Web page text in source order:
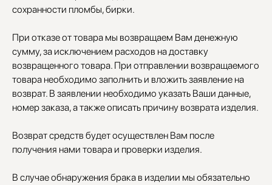
сохранности пломбы, бирки.
При отказе от товара мы возвращаем Вам денежную
сумму, за исключением расходов на доставку
возвращенного товара. При отправлении возвращаемого
товара необходимо заполнить и вложить заявление на
возврат. В заявлении необходимо указать Ваши данные,
номер заказа, а также описать причину возврата изделия.
Возврат средств будет осуществлен Вам после
получения нами товара и проверки изделия.
В случае обнаружения брака в изделии мы обязательно
УЧАСТВУЙТЕ В НАШЕЙ
СИСТЕМЕ ЛОЯЛЬНОСТИ
КАТАЛОГ
УСЛУГИ
Браслеты Изделия на заказ
Регистрация